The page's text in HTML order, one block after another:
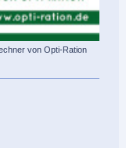
von Opti-Ration